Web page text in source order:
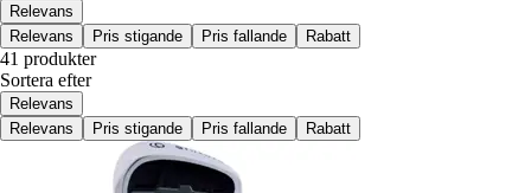
Relevans
Relevans
Pris stigande Pris fallande Rabatt
41 produkter
Sortera efter
Relevans
Relevans
Pris stigande Pris fallande Rabatt